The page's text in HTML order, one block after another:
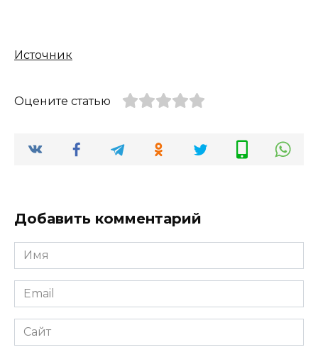
Источник
Оцените статью
Добавить комментарий
Имя
*
Email
*
Сайт